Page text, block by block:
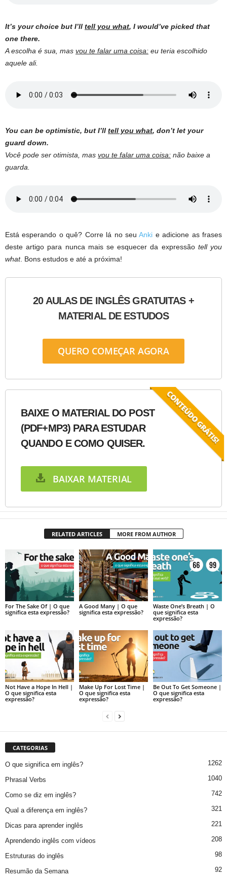
It’s your choice but I’ll tell you what, I would’ve picked that
one there.
A escolha é sua, mas vou te falar uma coisa: eu teria escolhido
aquele ali.
You can be optimistic, but I’ll tell you what, don’t let your
guard down.
Você pode ser otimista, mas vou te falar uma coisa: não baixe a
guarda.
Está esperando o quê? Corre lá no seuAnki e adicione as frases
deste artigo para nunca mais se esquecer da expressão tell you
what. Bons estudos e até a próxima!
20 AULAS DE INGLÊS GRATUITAS +
MATERIAL DE ESTUDOS
QUERO COMEÇAR AGORA
BAIXE O MATERIAL DO POST
(PDF+MP3) PARA ESTUDAR
QUANDO E COMO QUISER.
BAIXAR MATERIAL
RELATED ARTICLES MORE FROM AUTHOR
For The Sake Of | O que
significa esta expressão?
A Good Many | O que
significa esta expressão?
Waste One’s Breath | O
que significa esta
expressão?
Not Have a Hope In Hell |
O que significa esta
expressão?
Make Up For Lost Time |
O que significa esta
expressão?
Be Out To Get Someone |
O que significa esta
expressão?
CATEGORIAS
O que significa em inglês? 1262
Phrasal Verbs 1040
Como se diz em inglês? 742
Qual a diferença em inglês? 321
Dicas para aprender inglês 221
Aprendendo inglês com vídeos 208
Estruturas do inglês 98
Resumão da Semana 92